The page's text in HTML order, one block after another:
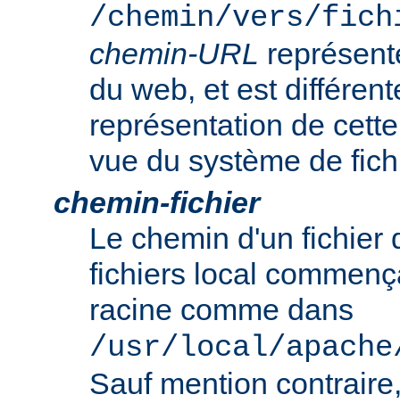
/chemin/vers/
chemin-URL
du web, et est
représentation de
vue du système de
chemin-fichier
Le chemin d'un fichier
fichiers local
racine comme dans
/usr/local/
Sauf mention